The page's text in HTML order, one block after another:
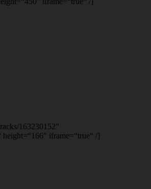
163230152″
iframe=“true“ /]